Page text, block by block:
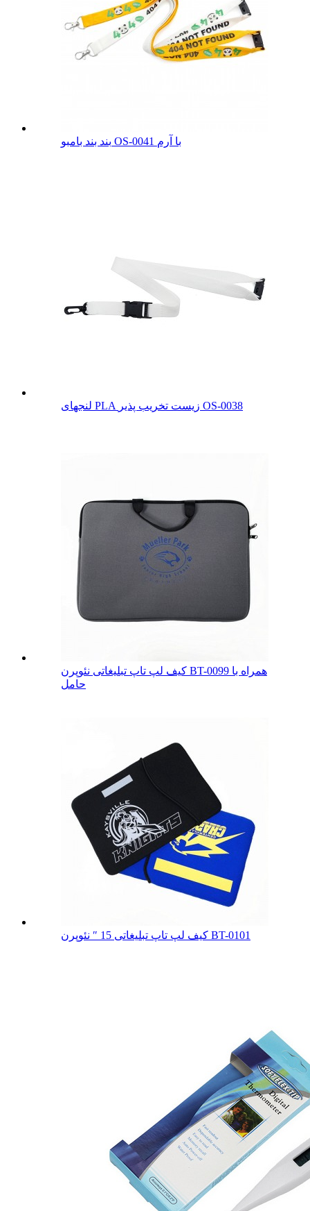
بند بند بامبو OS-0041 با آرم
لنجهای PLA زیست تخریب پذیر OS-0038
کیف لپ تاپ تبلیغاتی نئوپرن BT-0099 همراه با
حامل
کیف لپ تاپ تبلیغاتی 15 ″ نئوپرن BT-0101